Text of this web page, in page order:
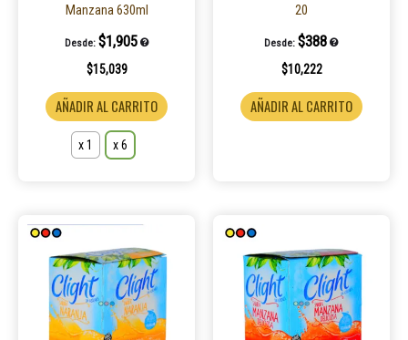
Manzana 630ml
Desde: $1,905
$15,039
AÑADIR AL CARRITO
x 1 x 6
20
Desde: $388
$10,222
AÑADIR AL CARRITO